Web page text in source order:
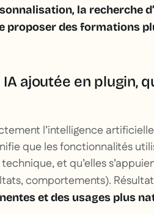
la recherche
proposer des formations
ajoutée en plugin,
l’intelligence
que les fonctionnalités
et qu’elles
comportements).
et des usages plus